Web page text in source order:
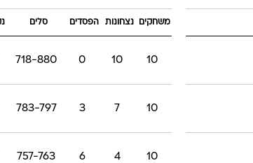
משחקים נצחונות הפסדים סלים
10
10
0
718-880
10
7
3
783-797
10
4
6
757-763